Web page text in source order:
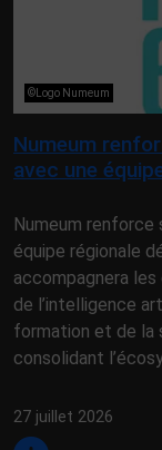
©Logo Numeum
Numeum
avec une
Numeum renforce
équipe régionale
accompagnera les
de l’intelligence
formation et de la
consolidant
27 juillet 2026